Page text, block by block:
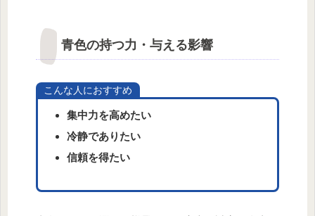
青色の持つ力・与える影響
こんな人におすすめ
集中力を高めたい
冷静でありたい
信頼を得たい